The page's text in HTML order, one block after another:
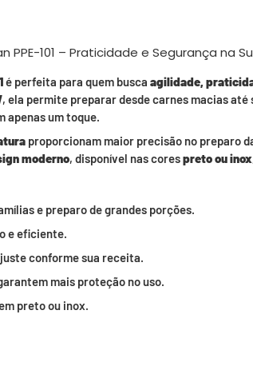
PPE-101 – Praticidade e Segurança na
é perfeita para quem busca agilidade,
, ela permite preparar desde carnes macias
apenas um toque.
proporcionam maior precisão no preparo
moderno, disponível nas corespreto ou inox
e preparo de grandes porções.
e eficiente.
conforme sua receita.
mais proteção no uso.
preto ou inox.